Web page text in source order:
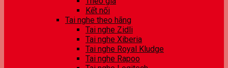
Kết nối
Tai nghe theo hãng
Tai nghe Zidli
Tai nghe Xiberia
Tai nghe Royal Kludge
Tai nghe Rapoo